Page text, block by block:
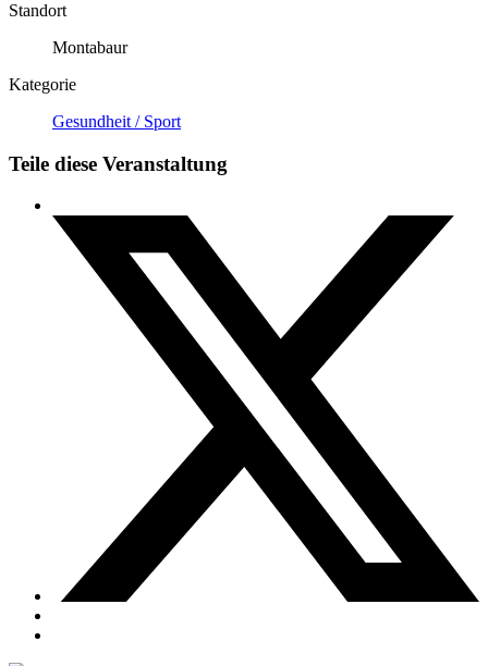
Standort
Montabaur
Kategorie
Gesundheit / Sport
Teile diese Veranstaltung